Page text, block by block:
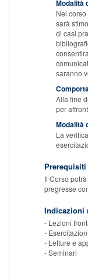
Modalità
Nel
sarà
di casi
saranno
Alla fine
per
Modalità
La
Il Corso
pregresse
Indicazioni
- Lezioni
-
- Letture e
- Seminari